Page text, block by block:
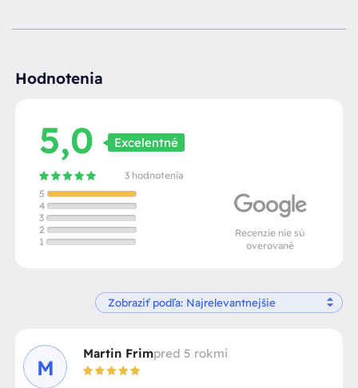
Hodnotenia
5,0 Excelentné
3 hodnotenia
5
4
3
2
1
Recenzie nie sú
overované
M
Martin Frimpred 5 rokmi